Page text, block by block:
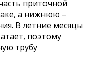
приточной
а нижнюю –
В летние месяцы
поэтому
трубу